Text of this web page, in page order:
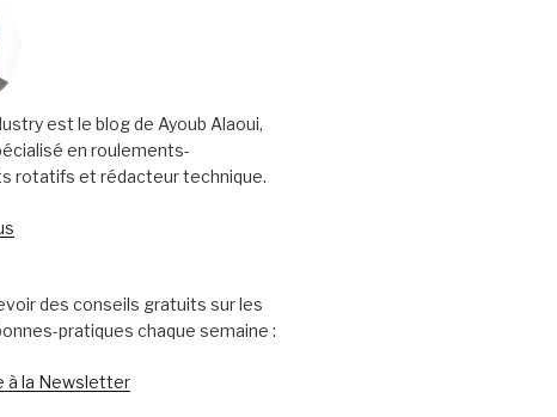
est le blog de Ayoub Alaoui,
en roulements-
rotatifs et rédacteur technique.
des conseils gratuits sur les
pratiques chaque semaine :
à la Newsletter